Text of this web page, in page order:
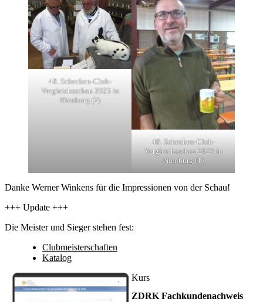
48. Schecken-Club-
Vergleichsschau 2023 in
Nienburg (2)
48. Schecken-Club-
Vergleichsschau 2023 in
Nienburg (1)
Danke Werner Winkens für die Impressionen von der Schau!
+++ Update +++
Die Meister und Sieger stehen fest:
Clubmeisterschaften
Katalog
Kurs
ZDRK Fachkundenachweis